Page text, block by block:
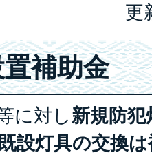
更
補助金
に対し新規防犯
設灯具の交換